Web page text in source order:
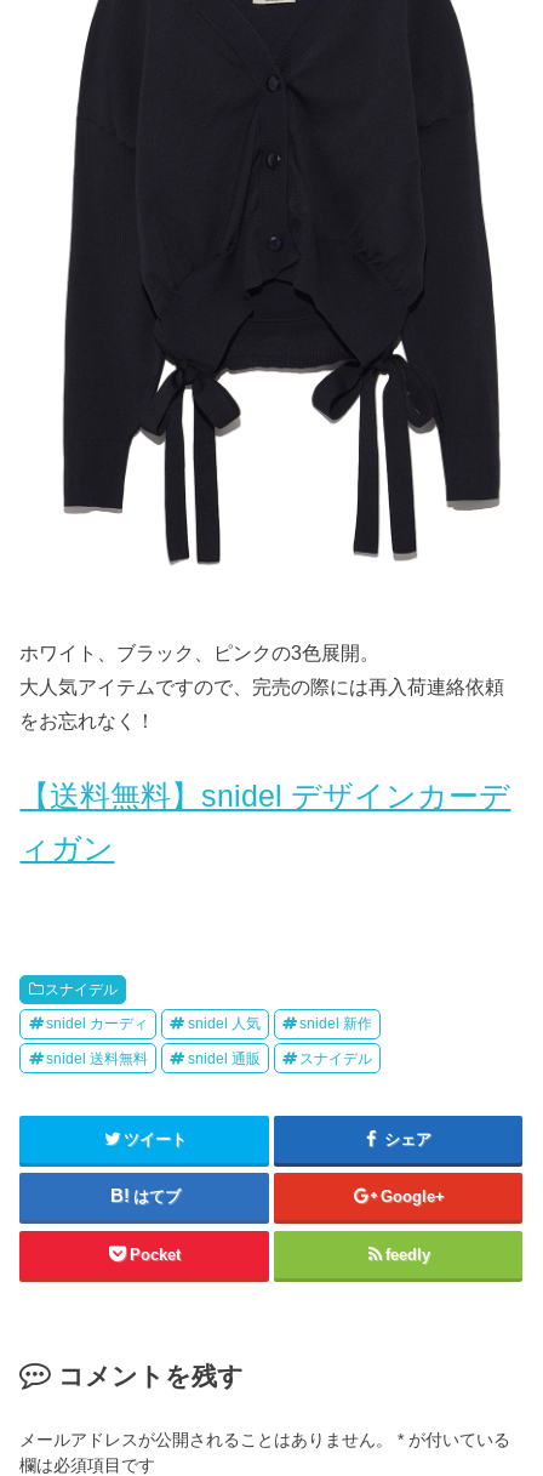
ホワイト、ブラック、ピンクの3色展開。
大人気アイテムですので、完売の際には再入荷連絡依頼
をお忘れなく！
【送料無料】snidel デザインカーデ
ィガン
スナイデル
snidel カーディ snidel 人気 snidel 新作
snidel 送料無料 snidel 通販 スナイデル
ツイート シェア
はてブ Google+
Pocket feedly
コメントを残す
メールアドレスが公開されることはありません。 * が付いている
欄は必須項目です